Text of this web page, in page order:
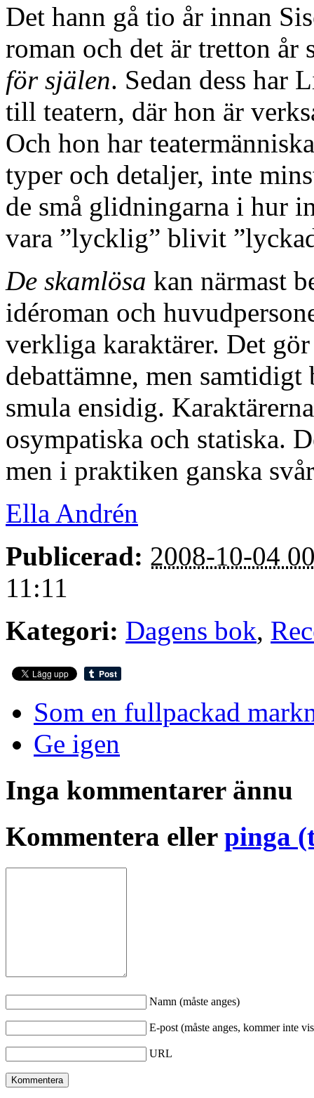
Det hann gå tio år innan
roman och det är tretton år
för själen. Sedan dess har
till teatern, där hon är
Och hon har
typer och detaljer, inte
de små glidningarna i hur
vara ”lycklig” blivit
De skamlösa kan närmast
idéroman och
verkliga karaktärer. Det
debattämne, men
smula ensidig.
osympatiska och statiska.
men i praktiken ganska
Ella Andrén
Publicerad: 2008-10-04
11:11
Kategori: Dagens bok,
Som en fullpackad
Ge igen
Inga kommentarer ännu
Kommentera eller pinga
Namn (måste anges)
E-post (måste anges, kommer inte
URL